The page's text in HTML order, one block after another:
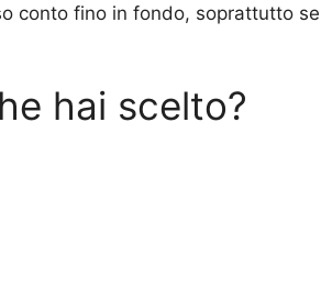
conto fino in fondo, soprattutto se
hai scelto?